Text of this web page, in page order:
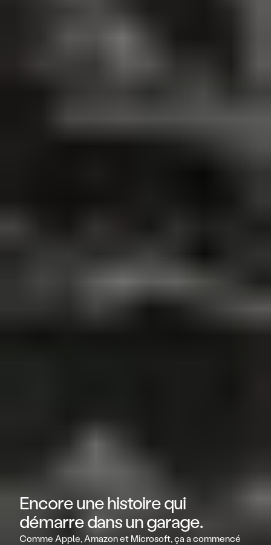
Encore une histoire qui
démarre dans un garage.
Comme Apple, Amazon et Microsoft, ça a commencé